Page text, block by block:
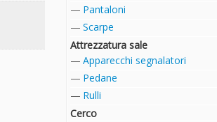
Pantaloni
Scarpe
Attrezzatura sale
Apparecchi segnalatori
Pedane
Rulli
Cerco